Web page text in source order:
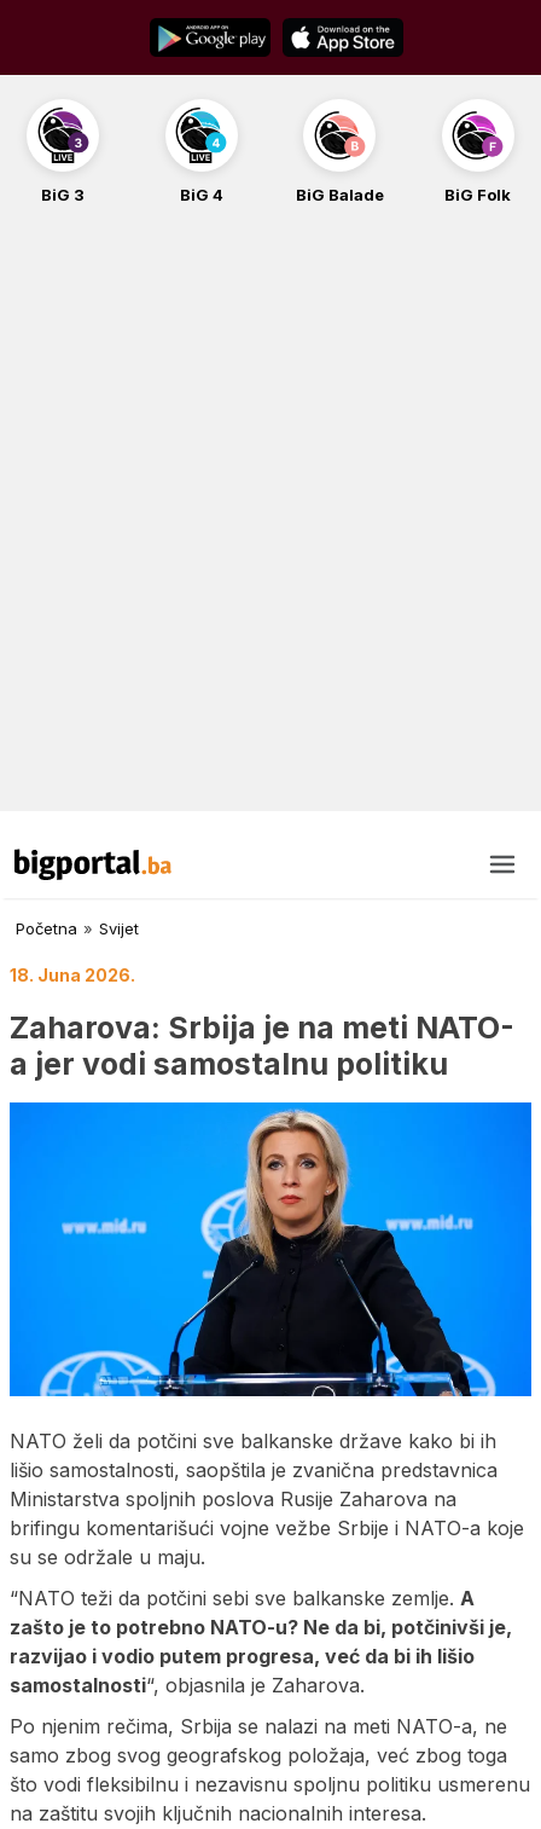
content
BiG 3 BiG 4 BiG Balade BiG Folk
Početna » Svijet
18. Juna 2026.
Zaharova: Srbija je na meti NATO-
a jer vodi samostalnu politiku
NATO želi da potčini sve balkanske države kako bi ih
lišio samostalnosti, saopštila je zvanična predstavnica
Ministarstva spoljnih poslova Rusije Zaharova na
brifingu komentarišući vojne vežbe Srbije i NATO-a koje
su se održale u maju.
“NATO teži da potčini sebi sve balkanske zemlje. A
zašto je to potrebno NATO-u? Ne da bi, potčinivši je,
razvijao i vodio putem progresa, već da bi ih lišio
samostalnosti“, objasnila je Zaharova.
Po njenim rečima, Srbija se nalazi na meti NATO-a, ne
samo zbog svog geografskog položaja, već zbog toga
što vodi fleksibilnu i nezavisnu spoljnu politiku usmerenu
na zaštitu svojih ključnih nacionalnih interesa.